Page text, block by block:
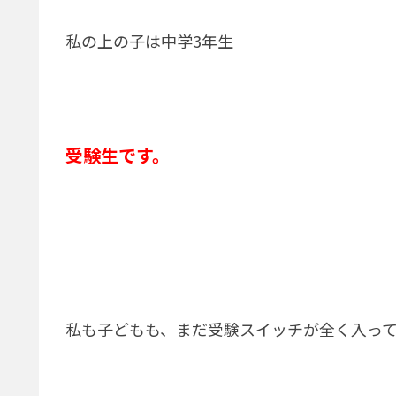
私の上の子は中学3年生
受験生です。
私も子どもも、まだ受験スイッチが全く入って